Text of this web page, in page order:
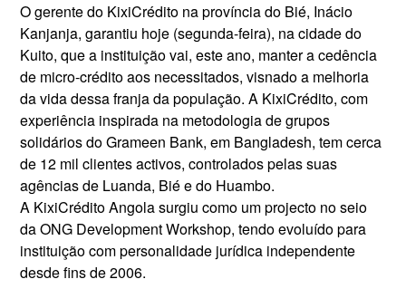
O gerente do KixiCrédito na província do Bié, Inácio
Kanjanja, garantiu hoje (segunda-feira), na cidade do
Kuito, que a instituição vai, este ano, manter a cedência
de micro-crédito aos necessitados, visnado a melhoria
da vida dessa franja da população. A KixiCrédito, com
experiência inspirada na metodologia de grupos
solidários do Grameen Bank, em Bangladesh, tem cerca
de 12 mil clientes activos, controlados pelas suas
agências de Luanda, Bié e do Huambo.
A KixiCrédito Angola surgiu como um projecto no seio
da ONG Development Workshop, tendo evoluído para
instituição com personalidade jurídica independente
desde fins de 2006.